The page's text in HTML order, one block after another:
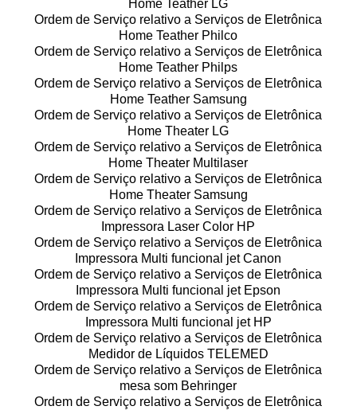
Home Teather LG
Ordem de Serviço relativo a Serviços de Eletrônica
Home Teather Philco
Ordem de Serviço relativo a Serviços de Eletrônica
Home Teather Philps
Ordem de Serviço relativo a Serviços de Eletrônica
Home Teather Samsung
Ordem de Serviço relativo a Serviços de Eletrônica
Home Theater LG
Ordem de Serviço relativo a Serviços de Eletrônica
Home Theater Multilaser
Ordem de Serviço relativo a Serviços de Eletrônica
Home Theater Samsung
Ordem de Serviço relativo a Serviços de Eletrônica
Impressora Laser Color HP
Ordem de Serviço relativo a Serviços de Eletrônica
Impressora Multi funcional jet Canon
Ordem de Serviço relativo a Serviços de Eletrônica
Impressora Multi funcional jet Epson
Ordem de Serviço relativo a Serviços de Eletrônica
Impressora Multi funcional jet HP
Ordem de Serviço relativo a Serviços de Eletrônica
Medidor de Líquidos TELEMED
Ordem de Serviço relativo a Serviços de Eletrônica
mesa som Behringer
Ordem de Serviço relativo a Serviços de Eletrônica